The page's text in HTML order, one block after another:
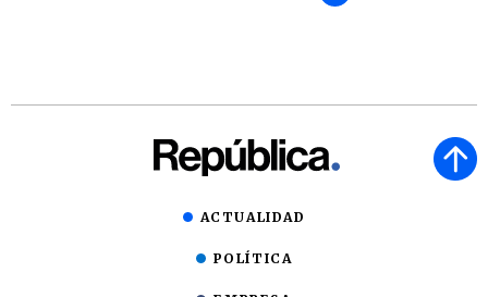
ACTUALIDAD
POLÍTICA